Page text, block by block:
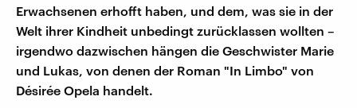
Erwachsenen erhofft haben, und dem, was sie in der
Welt ihrer Kindheit unbedingt zurücklassen wollten –
irgendwo dazwischen hängen die Geschwister Marie
und Lukas, von denen der Roman "In Limbo" von
Désirée Opela handelt.